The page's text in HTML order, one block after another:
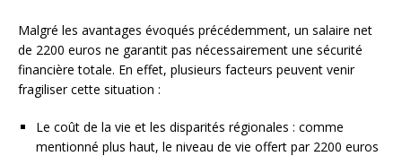
Malgré les avantages évoqués précédemment, un salaire net
de 2200 euros ne garantit pas nécessairement une sécurité
financière totale. En effet, plusieurs facteurs peuvent venir
fragiliser cette situation :
Le coût de la vie et les disparités régionales : comme
mentionné plus haut, le niveau de vie offert par 2200 euros